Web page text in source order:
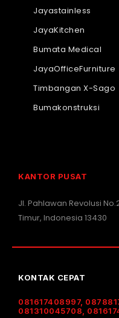
Jayastainless
JayaKitchen
Bumata Medical
JayaOfficeFurniture
Timbangan X-Sago
Bumakonstruksi
KANTOR PUSAT
Jl. Pahlawan Revolusi
Timur, Indonesia 13430
KONTAK CEPAT
081617408997,
081310045708,